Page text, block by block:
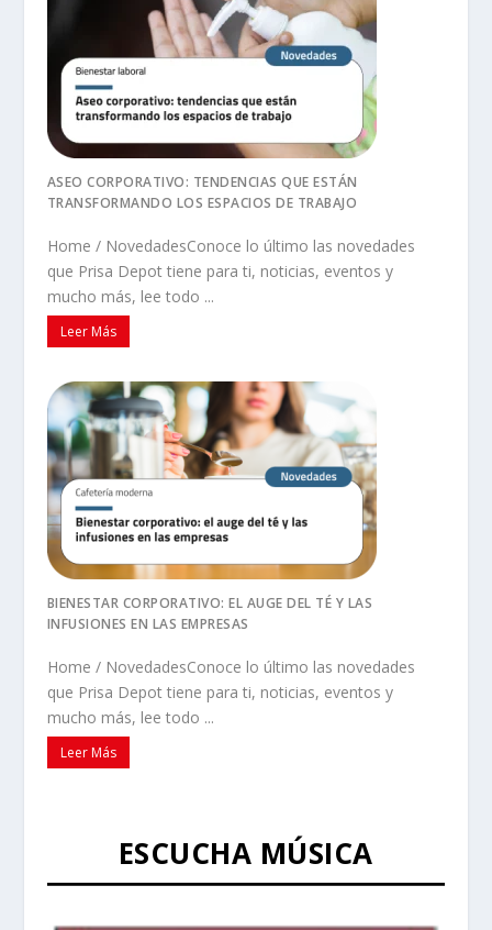
ASEO CORPORATIVO: TENDENCIAS QUE ESTÁN
TRANSFORMANDO LOS ESPACIOS DE TRABAJO
Home / NovedadesConoce lo último las novedades
que Prisa Depot tiene para ti, noticias, eventos y
mucho más, lee todo ...
Leer Más
BIENESTAR CORPORATIVO: EL AUGE DEL TÉ Y LAS
INFUSIONES EN LAS EMPRESAS
Home / NovedadesConoce lo último las novedades
que Prisa Depot tiene para ti, noticias, eventos y
mucho más, lee todo ...
Leer Más
ESCUCHA MÚSICA